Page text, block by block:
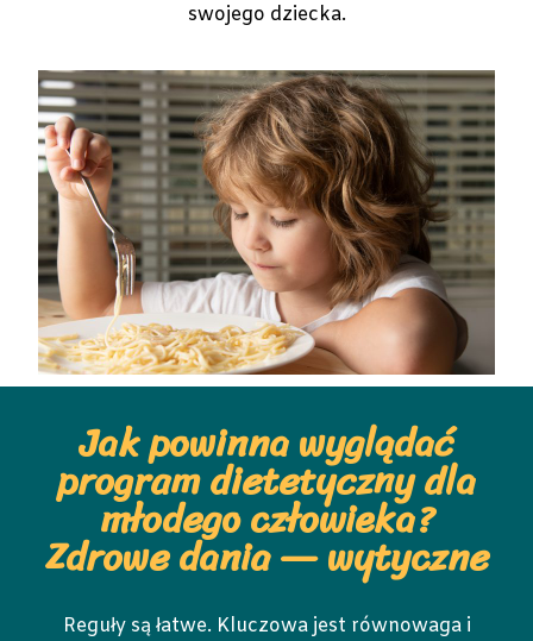
swojego dziecka.
Jak powinna wyglądać
program dietetyczny dla
młodego człowieka?
Zdrowe dania — wytyczne
Reguły są łatwe. Kluczowa jest równowaga i